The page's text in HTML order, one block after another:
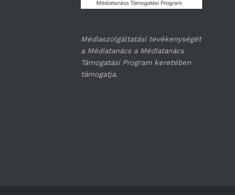
Médiaszolgáltatási tevékenységét
a Médiatanács a Médiatanács
Támogatási Program keretében
támogatja.